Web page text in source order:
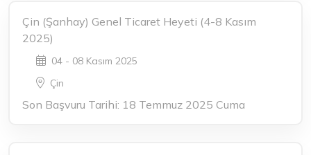
Çin (Şanhay) Genel Ticaret Heyeti (4-8 Kasım
2025)
04 - 08 Kasım 2025
Çin
Son Başvuru Tarihi: 18 Temmuz 2025 Cuma